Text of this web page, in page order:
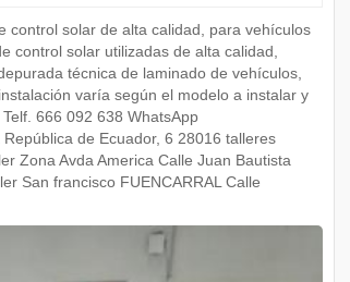
external)
control solar de alta calidad, para vehículos
control solar utilizadas de alta calidad,
técnica de laminado de vehículos,
varía según el modelo a instalar y
666 092 638 WhatsApp
de Ecuador, 6 28016 talleres
Zona Avda America Calle Juan Bautista
San francisco FUENCARRAL Calle